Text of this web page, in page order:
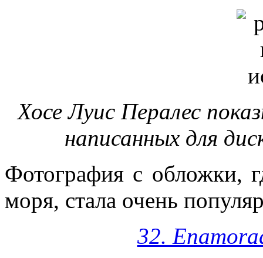
Хосе Луис Пералес
написанных для
Фотография с обложки,
моря, стала очень
32.